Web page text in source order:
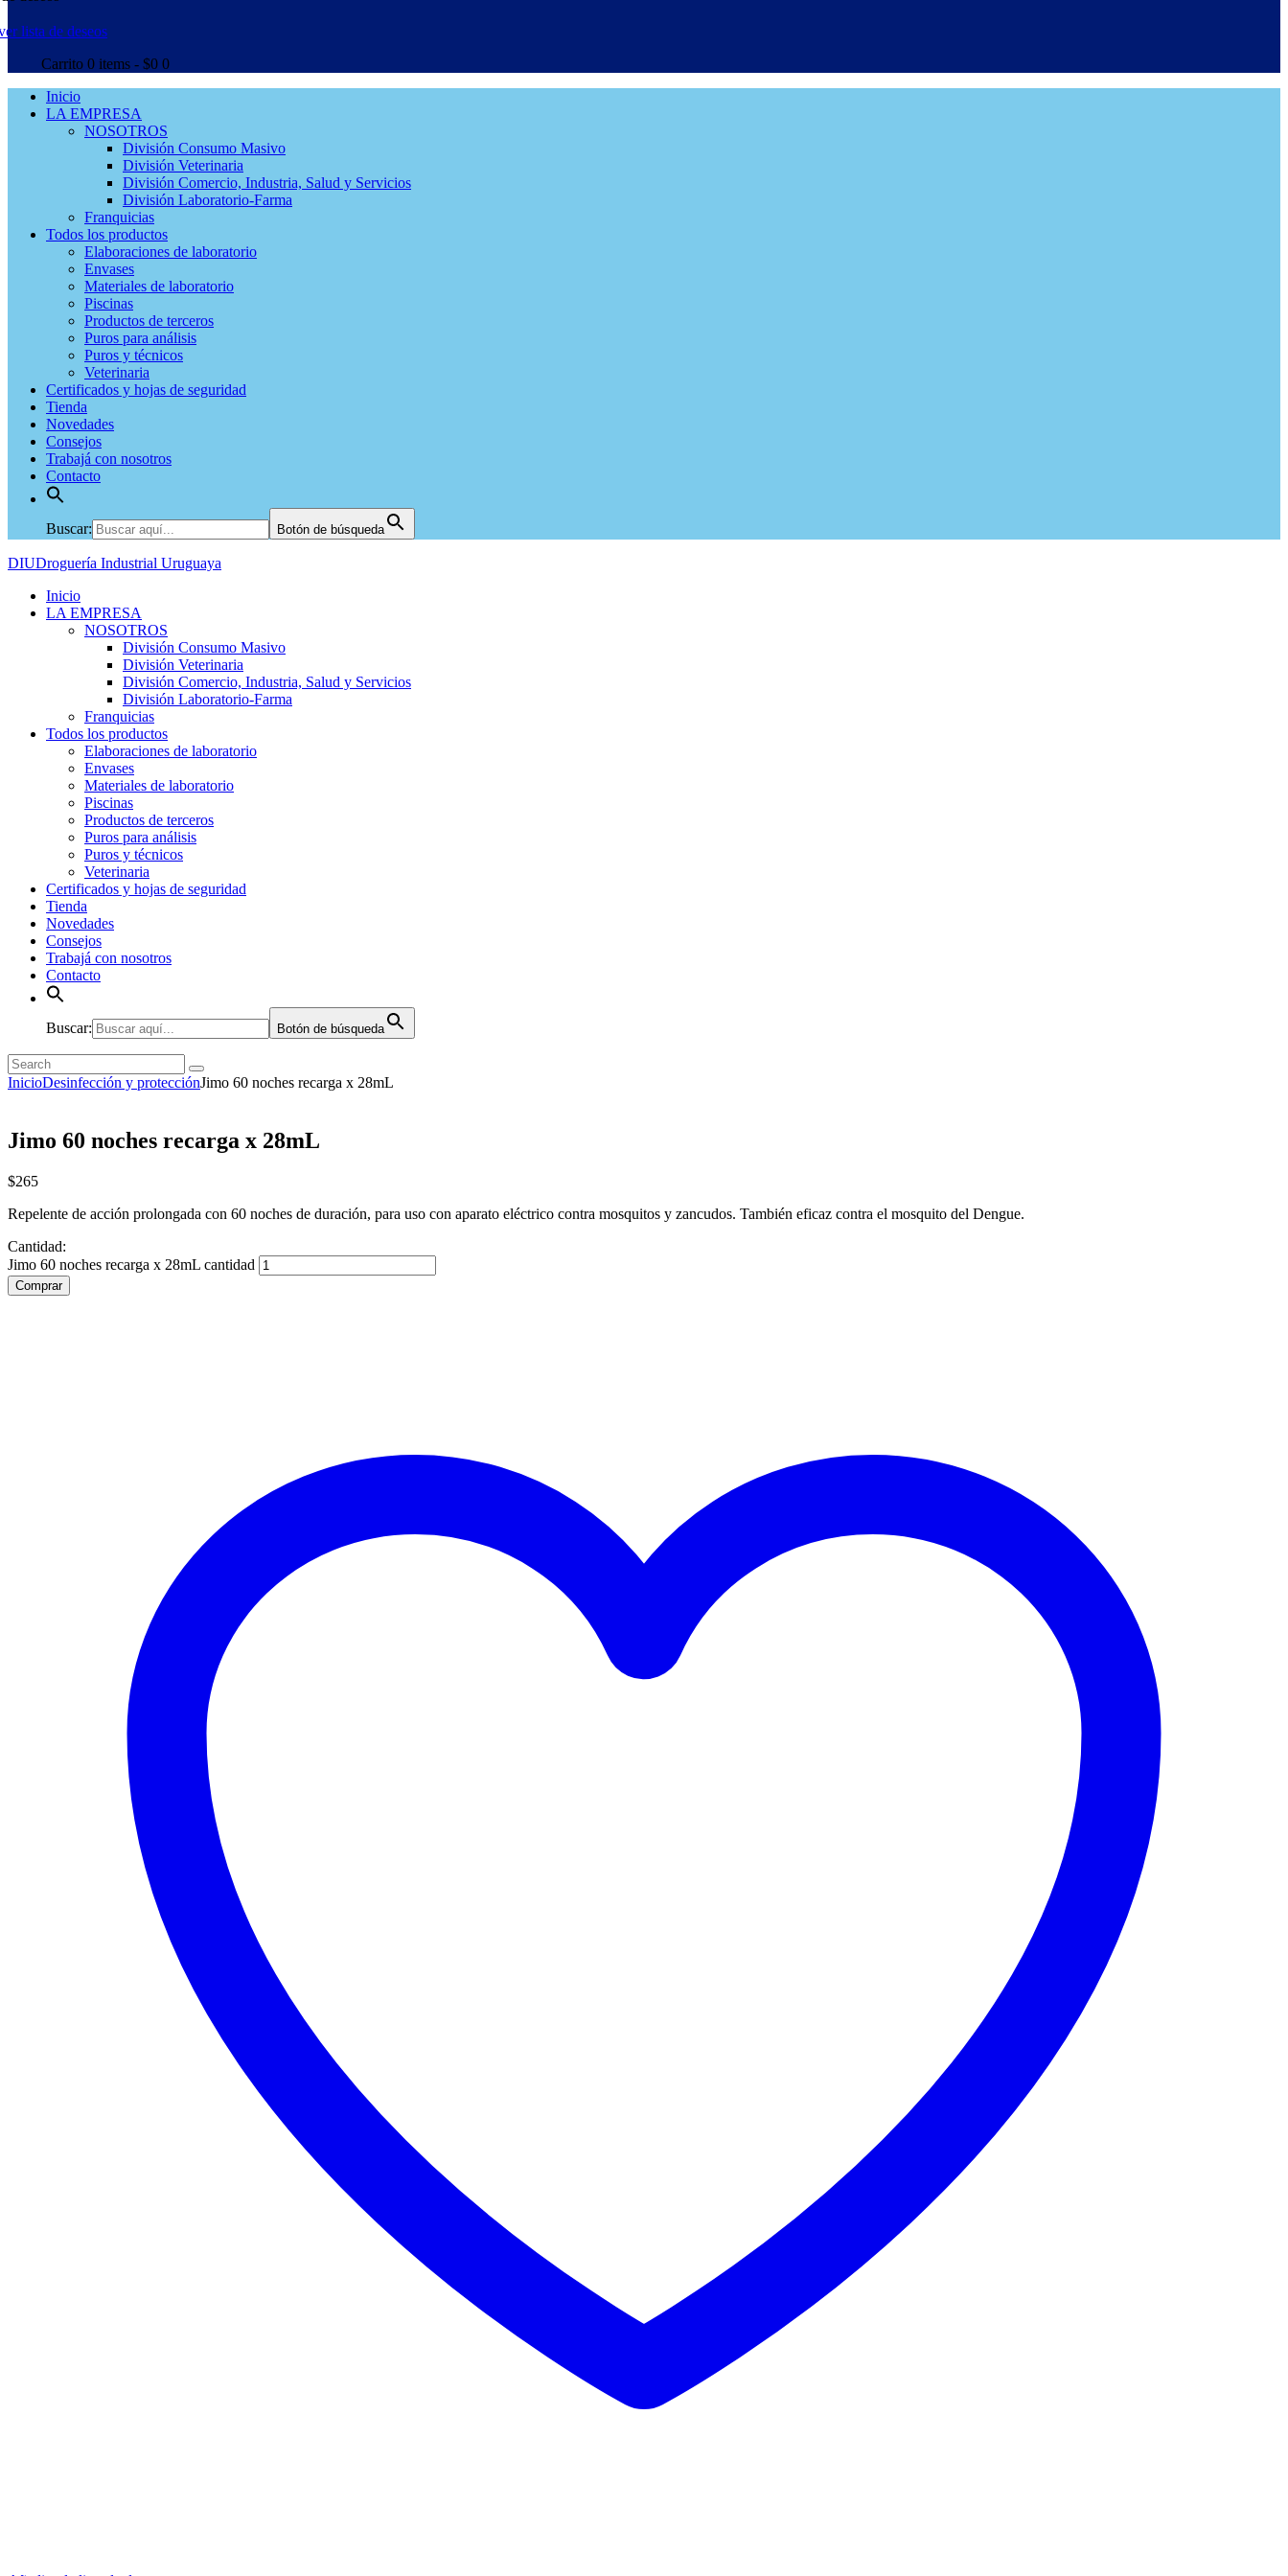
lista de deseos
Carrito 0 items - $0 0
Inicio
LA EMPRESA
NOSOTROS
División Consumo Masivo
División Veterinaria
División Comercio, Industria, Salud y Servicios
División Laboratorio-Farma
Franquicias
Todos los productos
Elaboraciones de laboratorio
Envases
Materiales de laboratorio
Piscinas
Productos de terceros
Puros para análisis
Puros y técnicos
Veterinaria
Certificados y hojas de seguridad
Tienda
Novedades
Consejos
Trabajá con nosotros
Contacto
Buscar: Botón de búsqueda
DIUDroguería Industrial Uruguaya
Inicio
LA EMPRESA
NOSOTROS
División Consumo Masivo
División Veterinaria
División Comercio, Industria, Salud y Servicios
División Laboratorio-Farma
Franquicias
Todos los productos
Elaboraciones de laboratorio
Envases
Materiales de laboratorio
Piscinas
Productos de terceros
Puros para análisis
Puros y técnicos
Veterinaria
Certificados y hojas de seguridad
Tienda
Novedades
Consejos
Trabajá con nosotros
Contacto
Buscar: Botón de búsqueda
InicioDesinfección y protecciónJimo 60 noches recarga x 28mL
Jimo 60 noches recarga x 28mL
$265
Repelente de acción prolongada con 60 noches de duración, para uso con aparato eléctrico contra mosquitos y zancudos. También eficaz contra el mosquito del Dengue.
Cantidad:
Jimo 60 noches recarga x 28mL cantidad
Comprar